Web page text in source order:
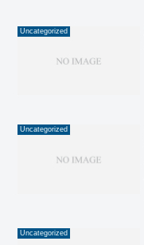
Uncategorized
Uncategorized
Uncategorized